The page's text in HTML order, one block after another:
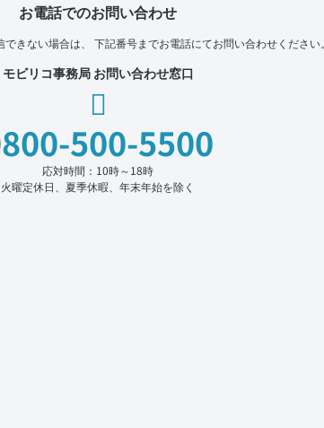
お電話でのお問い合わせ
きない場合は、 下記番号までお電話にてお問い合わせください。
モビリコ事務局 お問い合わせ窓口
500-5500
応対時間：10時～18時
火曜定休日、夏季休暇、年末年始を除く